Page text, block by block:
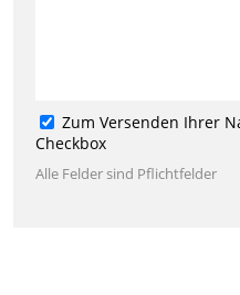
Zum Versenden Ihrer
Checkbox
Alle Felder sind Pflichtfelder